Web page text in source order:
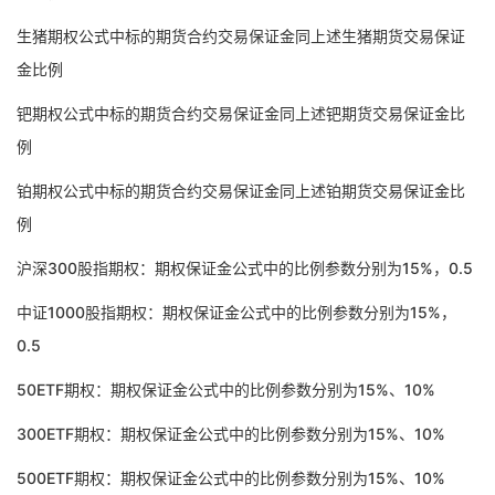
生猪期权公式中标的期货合约交易保证金同上述生猪期货交易保证
金比例
钯期权公式中标的期货合约交易保证金同上述钯期货交易保证金比
例
铂期权公式中标的期货合约交易保证金同上述铂期货交易保证金比
例
沪深300股指期权：期权保证金公式中的比例参数分别为15%，0.5
中证1000股指期权：期权保证金公式中的比例参数分别为15%，
0.5
50ETF期权：期权保证金公式中的比例参数分别为15%、10%
300ETF期权：期权保证金公式中的比例参数分别为15%、10%
500ETF期权：期权保证金公式中的比例参数分别为15%、10%